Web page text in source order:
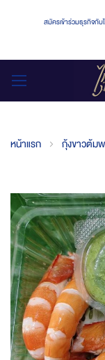
สมัครเข้าร่วมธุรกิจกั
หน้าแรก กุ้งขาวต้ม
the
end
of
the
images
gallery